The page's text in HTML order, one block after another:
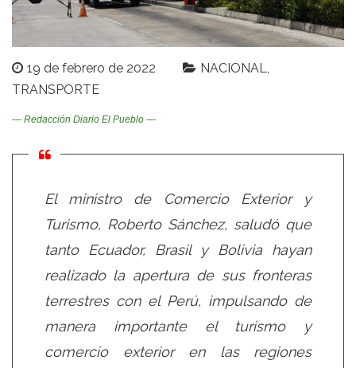
19 de febrero de 2022
NACIONAL
TRANSPORTE
— Redacción Diario El Pueblo —
El ministro de Comercio Exterior y
Turismo, Roberto Sánchez, saludó que
tanto Ecuador, Brasil y Bolivia hayan
realizado la apertura de sus fronteras
terrestres con el Perú, impulsando de
manera importante el turismo y
comercio exterior en las regiones